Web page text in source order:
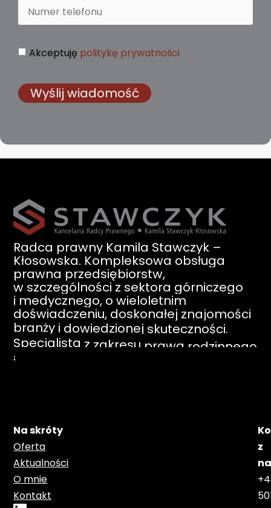
Akceptuję politykę prywatności
Wyślij wiadomość
Na skróty
Oferta
Aktualności
O mnie
Kontakt
z
Radca prawny Kamila Stawczyk –
Kłosowska. Kompleksowa obsługa
prawna przedsiębiorstw,
w szczególności z sektora górniczego
i medycznego, o wieloletnim
doświadczeniu, doskonałej znajomości
branży i dowiedzionej skuteczności.
Specjalista z zakresu prawa rodzinnego
i